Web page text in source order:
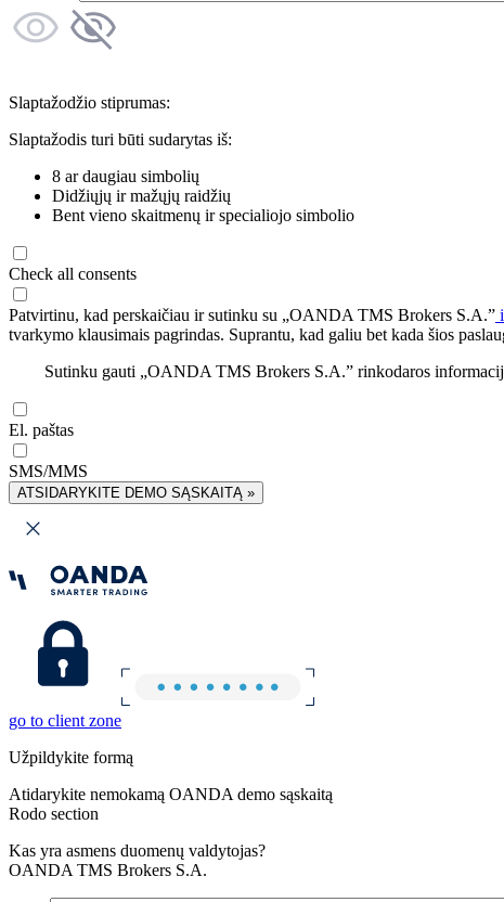
Slaptažodžio stiprumas:
Slaptažodis turi būti sudarytas iš:
8 ar daugiau simbolių
Didžiųjų ir mažųjų raidžių
Bent vieno skaitmenų ir specialiojo simbolio
Check all consents
Patvirtinu, kad perskaičiau ir sutinku su „OANDA TMS Brokers S.A.”
tvarkymo klausimais pagrindas. Suprantu, kad galiu bet kada šios
Sutinku gauti „OANDA TMS Brokers S.A.” rinkodaros
El. paštas
SMS/MMS
ATSIDARYKITE DEMO SĄSKAITĄ »
go to client zone
Užpildykite formą
Atidarykite nemokamą OANDA demo sąskaitą
Rodo section
Kas yra asmens duomenų valdytojas?
OANDA TMS Brokers S.A.